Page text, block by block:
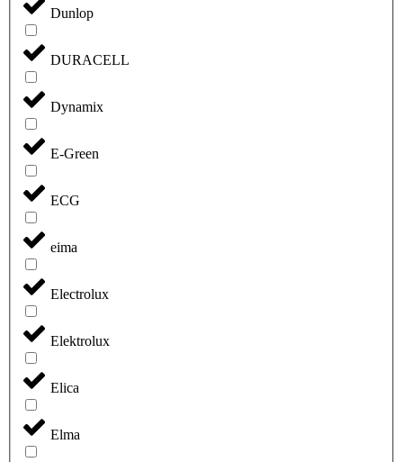
Dunlop
DURACELL
Dynamix
E-Green
ECG
eima
Electrolux
Elektrolux
Elica
Elma